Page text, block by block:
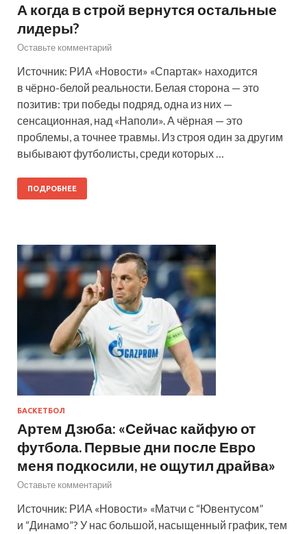
А когда в строй вернутся остальные
лидеры?
Оставьте комментарий
Источник: РИА «Новости» «Спартак» находится
в чёрно-белой реальности. Белая сторона — это
позитив: три победы подряд, одна из них —
сенсационная, над «Наполи». А чёрная — это
проблемы, а точнее травмы. Из строя один за другим
выбывают футболисты, среди которых …
ПОДРОБНЕЕ
БАСКЕТБОЛ
Артем Дзюба: «Сейчас кайфую от
футбола. Первые дни после Евро
меня подкосили, не ощутил драйва»
Оставьте комментарий
Источник: РИА «Новости» «Матчи с “Ювентусом”
и “Динамо”? У нас большой, насыщенный график, тем